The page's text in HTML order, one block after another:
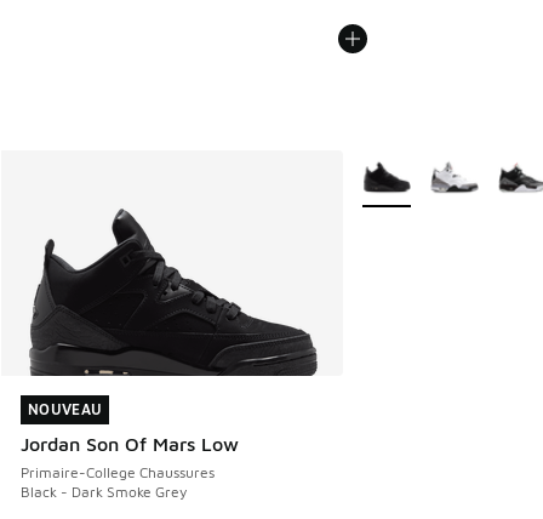
NOUVEAU
Jordan Son Of Mars Low
Primaire-College Chaussures
Black - Dark Smoke Grey
NOUVEAU
Plus de couleurs